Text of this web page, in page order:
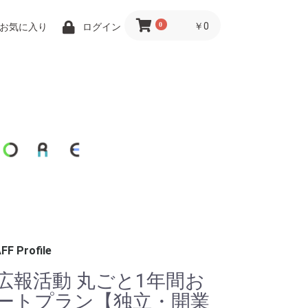
お気に入り ログイン 0 ￥0
Profile
報活動 丸ごと1年間お
トプラン【独立・開業